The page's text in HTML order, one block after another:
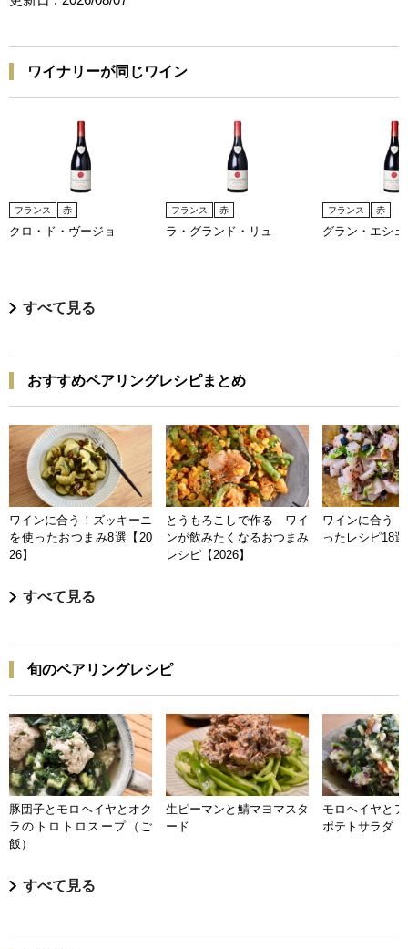
ワイナリーが同じワイン
フランス 赤
クロ・ド・ヴージョ
フランス 赤
ラ・グランド・リュ
フランス 赤
グラン・エシェ
すべて見る
おすすめペアリングレシピまとめ
ワインに合う！ズッキーニ
を使ったおつまみ8選【20
26】
とうもろこしで作る ワイ
ンが飲みたくなるおつまみ
レシピ【2026】
ワインに合う
ったレシピ18
すべて見る
旬のペアリングレシピ
豚団子とモロヘイヤとオク
ラのトロトロスープ（ご
飯）
生ピーマンと鯖マヨマスタ
ード
モロヘイヤと
ポテトサラダ
すべて見る